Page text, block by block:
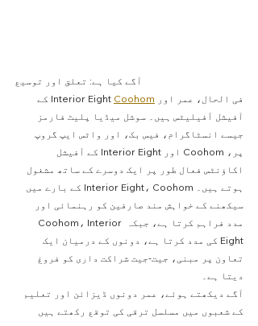
آگے کیا ہے: تعلق اور توسیع
فی الحال، عمر اور Interior Eight Coohom
کے
آفیشل اَفیلیٹس ہیں۔ سوشل میڈیا پلیٹ فارمز
جیسے انسٹاگرام، فیس بک، اور واٹس ایپ گروپ
پر، Coohom اور Interior Eight کے آفیشل
اکاؤنٹس فعال طور پر ایک دوسرے کے ساتھ مشغول
ہوتے ہیں۔ Interior Eight، Coohom کے بارے میں
سیکھنے کے خواہش مند صارفین کو رہنمائی اور
مدد فراہم کرتا ہے، جبکہ Coohom، Interior
Eight کی مدد کرتا ہے، دونوں کے درمیان ایک
تعاون پر مبنی، جیت-جیت شراکت داری کو فروغ
دیتا ہے۔
آگے دیکھتے ہوئے، عمر دونوں ڈیزائن اور تعلیم
کے شعبوں میں مسلسل ترقی کی توقع رکھتے ہیں